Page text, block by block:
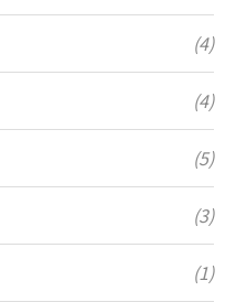
(4)
(4)
(5)
(3)
(1)